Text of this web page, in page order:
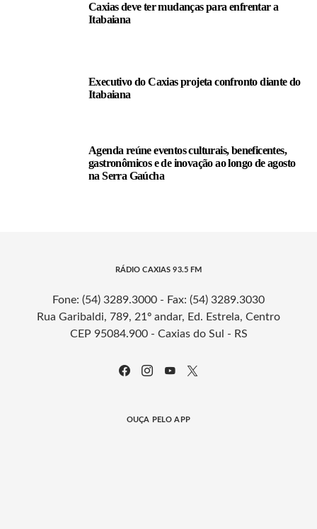
Caxias deve ter mudanças para enfrentar a
Itabaiana
Executivo do Caxias projeta confronto diante do
Itabaiana
Agenda reúne eventos culturais, beneficentes,
gastronômicos e de inovação ao longo de agosto
na Serra Gaúcha
RÁDIO CAXIAS 93.5 FM
Fone: (54) 3289.3000 - Fax: (54) 3289.3030
Rua Garibaldi, 789, 21º andar, Ed. Estrela, Centro
CEP 95084.900 - Caxias do Sul - RS
OUÇA PELO APP